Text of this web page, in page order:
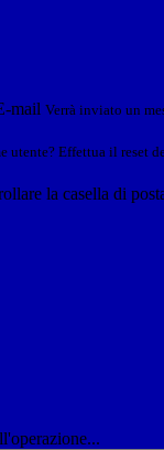
mail Verrà inviato un
utente? Effettua il reset
la casella di